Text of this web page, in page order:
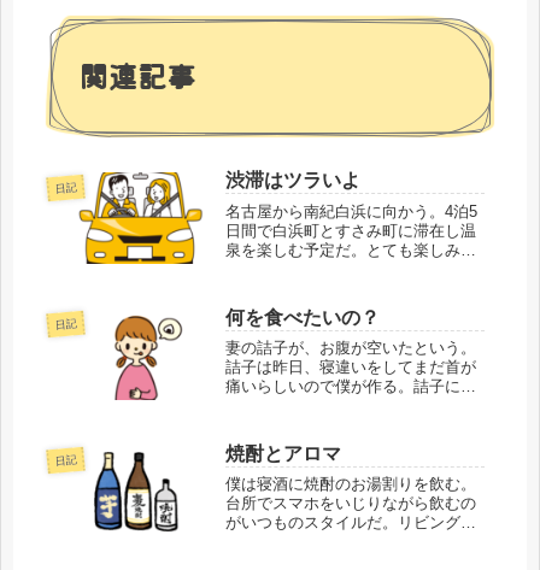
関連記事
日記 渋滞はツラいよ
名古屋から南紀白浜に向かう。4泊5
日間で白浜町とすさみ町に滞在し温
泉を楽しむ予定だ。とても楽しみな
としてはかなりツラい。順調に高速
を走っていると、工事渋滞の情報が
表示されて...
日記 何を食べたいの？
妻の詰子が、お腹が空いたという。
詰子は昨日、寝違いをしてまだ首が
痛いらしいので僕が作る。詰子に聞
ーメン（名古屋ご当地ラーメン）が
ある。次に食器棚の引き出しを開け
て「大盛りミート...
日記 焼酎とアロマ
僕は寝酒に焼酎のお湯割りを飲む。
台所でスマホをいじりながら飲むの
がいつものスタイルだ。リビングか